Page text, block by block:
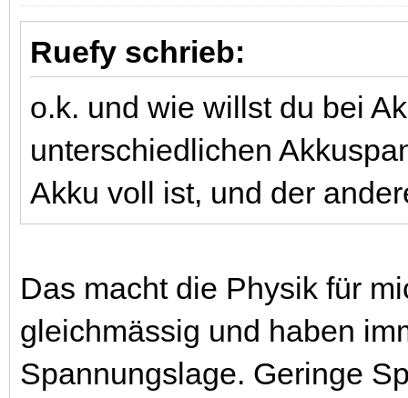
Ruefy schrieb:
o.k. und wie willst du bei
unterschiedlichen
Akku voll ist, und der
Das macht die Physik für
gleichmässig und haben
Spannungslage. Geringe